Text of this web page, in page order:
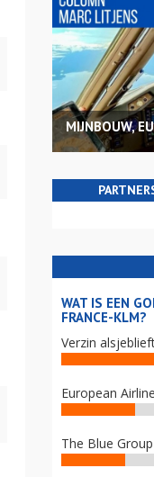
MIJNBOUW,
WAT IS EEN
FRANCE-KLM?
Verzin
European
The Blue Group